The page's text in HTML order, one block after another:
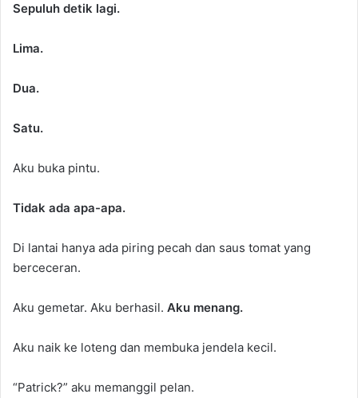
Sepuluh detik lagi.
Lima.
Dua.
Satu.
Aku buka pintu.
Tidak ada apa-apa.
Di lantai hanya ada piring pecah dan saus tomat yang
berceceran.
Aku gemetar. Aku berhasil. Aku menang.
Aku naik ke loteng dan membuka jendela kecil.
“Patrick?” aku memanggil pelan.